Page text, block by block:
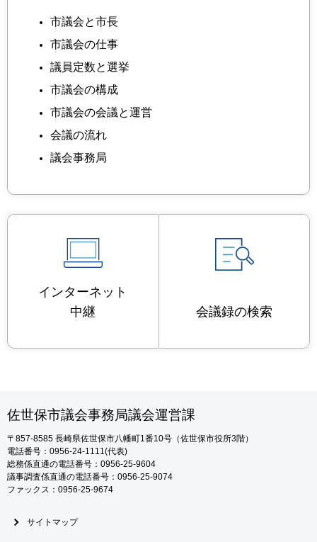
市議会と市長
市議会の仕事
議員定数と選挙
市議会の構成
市議会の会議と運営
会議の流れ
議会事務局
インターネット
中継
会議録の検索
佐世保市議会事務局議会運営課
〒857-8585 長崎県佐世保市八幡町1番10号（佐世保市役所3階）
電話番号：0956-24-1111(代表)
総務係直通の電話番号：0956-25-9604
議事調査係直通の電話番号：0956-25-9074
ファックス：0956-25-9674
サイトマップ